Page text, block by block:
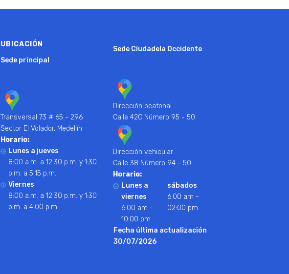
UBICACIÓN
Sede principal
Transversal 73 # 65 - 296
Sector El Volador, Medellín
Horario:
Lunes a jueves
8:00 a.m. a 12:30 p.m. y 1:30
p.m. a 5:15 p.m.
Viernes
8:00 a.m. a 12:30 p.m. y 1:30
p.m. a 4:00 p.m.
Sede Ciudadela Occidente
Dirección peatonal
Calle 42C Número 95 - 50
Dirección vehicular
Calle 38 Número 94 - 50
Horario:
Lunes a
viernes
6:00 am -
10:00 pm
sábados
6:00 am -
02:00 pm
Fecha última actualización
30/07/2026